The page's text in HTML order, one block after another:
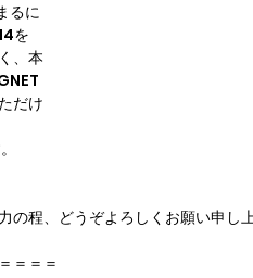
るに
を
、本
だけ
程、どうぞよろしくお願い申し上
＝＝＝